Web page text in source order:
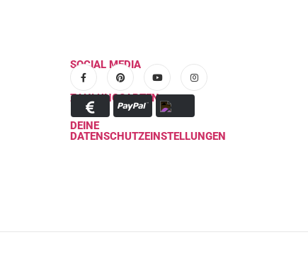
SOCIAL MEDIA
ZAHLUNGSARTEN
DEINE
DATENSCHUTZEINSTELLUNGEN